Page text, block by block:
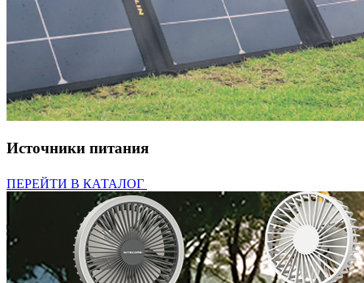
Источники питания
ПЕРЕЙТИ В КАТАЛОГ